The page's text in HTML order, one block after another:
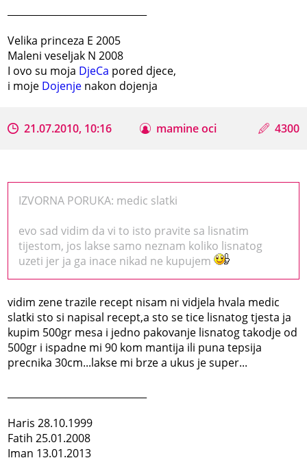
Velika princeza E 2005
Maleni veseljak N 2008
I ovo su moja DjeCa pored djece,
i moje Dojenje nakon dojenja
21.07.2010, 10:16 mamine oci 4300
IZVORNA PORUKA: medic slatki
evo sad vidim da vi to isto pravite sa lisnatim
tijestom, jos lakse samo neznam koliko lisnatog
uzeti jer ja ga inace nikad ne kupujem
vidim zene trazile recept nisam ni vidjela hvala medic
slatki sto si napisal recept,a sto se tice lisnatog tjesta ja
kupim 500gr mesa i jedno pakovanje lisnatog takodje od
500gr i ispadne mi 90 kom mantija ili puna tepsija
precnika 30cm...lakse mi brze a ukus je super...
Haris 28.10.1999
Fatih 25.01.2008
Iman 13.01.2013